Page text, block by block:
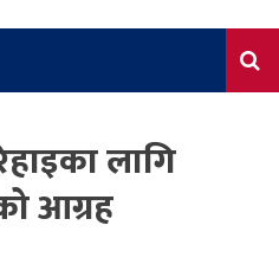
लागि
आग्रह